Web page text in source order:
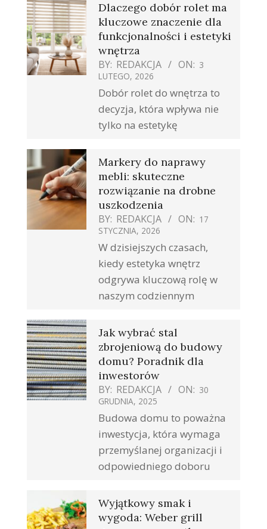
Dlaczego dobór rolet ma
kluczowe znaczenie dla
funkcjonalności i estetyki
wnętrza
BY: REDAKCJA ON: 3
LUTEGO, 2026
Dobór rolet do wnętrza to
decyzja, która wpływa nie
tylko na estetykę
Markery do naprawy
mebli: skuteczne
rozwiązanie na drobne
uszkodzenia
BY: REDAKCJA ON: 17
STYCZNIA, 2026
W dzisiejszych czasach,
kiedy estetyka wnętrz
odgrywa kluczową rolę w
naszym codziennym
Jak wybrać stal
zbrojeniową do budowy
domu? Poradnik dla
inwestorów
BY: REDAKCJA ON: 30
GRUDNIA, 2025
Budowa domu to poważna
inwestycja, która wymaga
przemyślanej organizacji i
odpowiedniego doboru
Wyjątkowy smak i
wygoda: Weber grill